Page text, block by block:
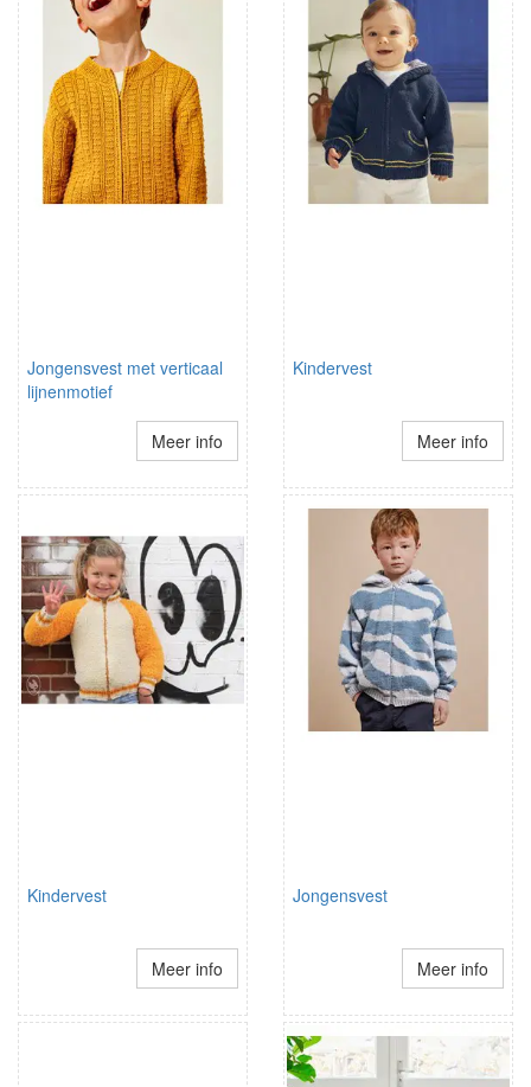
Jongensvest met verticaal
lijnenmotief
Meer info
Kindervest
Meer info
Kindervest
Meer info
Jongensvest
Meer info